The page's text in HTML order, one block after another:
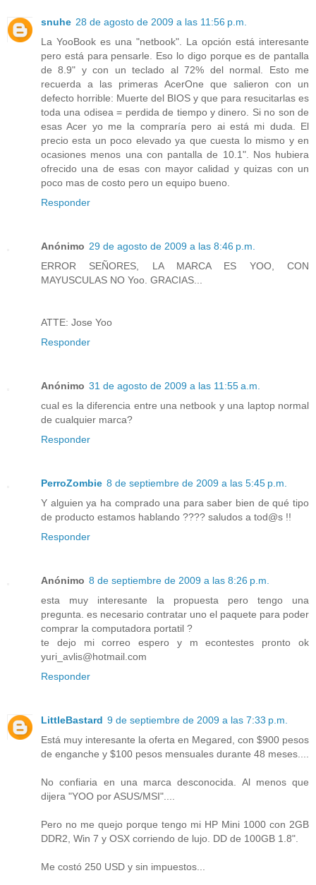
snuhe 28 de agosto de 2009 a las 11:56 p.m.
La YooBook es una "netbook". La opción está interesante
pero está para pensarle. Eso lo digo porque es de pantalla
de 8.9" y con un teclado al 72% del normal. Esto me
recuerda a las primeras AcerOne que salieron con un
defecto horrible: Muerte del BIOS y que para resucitarlas es
toda una odisea = perdida de tiempo y dinero. Si no son de
esas Acer yo me la compraría pero ai está mi duda. El
precio esta un poco elevado ya que cuesta lo mismo y en
ocasiones menos una con pantalla de 10.1". Nos hubiera
ofrecido una de esas con mayor calidad y quizas con un
poco mas de costo pero un equipo bueno.
Responder
Anónimo 29 de agosto de 2009 a las 8:46 p.m.
ERROR SEÑORES, LA MARCA ES YOO, CON
MAYUSCULAS NO Yoo. GRACIAS...
ATTE: Jose Yoo
Responder
Anónimo 31 de agosto de 2009 a las 11:55 a.m.
cual es la diferencia entre una netbook y una laptop normal
de cualquier marca?
Responder
PerroZombie 8 de septiembre de 2009 a las 5:45 p.m.
Y alguien ya ha comprado una para saber bien de qué tipo
de producto estamos hablando ???? saludos a tod@s !!
Responder
Anónimo 8 de septiembre de 2009 a las 8:26 p.m.
esta muy interesante la propuesta pero tengo una
pregunta. es necesario contratar uno el paquete para poder
comprar la computadora portatil ?
te dejo mi correo espero y m econtestes pronto ok
yuri_avlis@hotmail.com
Responder
LittleBastard 9 de septiembre de 2009 a las 7:33 p.m.
Está muy interesante la oferta en Megared, con $900 pesos
de enganche y $100 pesos mensuales durante 48 meses....
No confiaria en una marca desconocida. Al menos que
dijera "YOO por ASUS/MSI"....
Pero no me quejo porque tengo mi HP Mini 1000 con 2GB
DDR2, Win 7 y OSX corriendo de lujo. DD de 100GB 1.8".
Me costó 250 USD y sin impuestos...